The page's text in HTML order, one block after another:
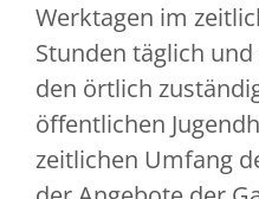
Werktagen im
Stunden täglich
den örtlich
öffentlichen
zeitlichen Umfang